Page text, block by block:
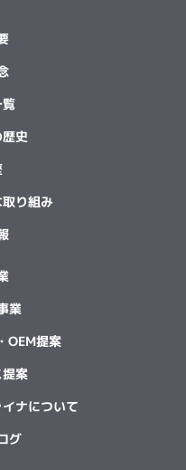
史
り組み
業
OEM提案
案
ナについて
グ